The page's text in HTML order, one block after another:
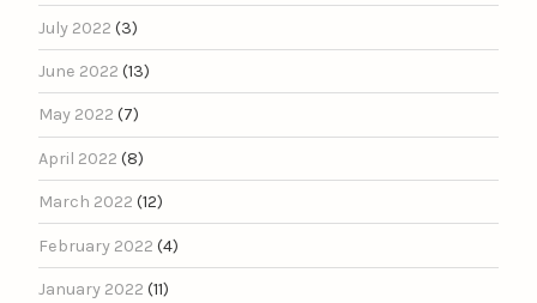
July 2022 (3)
June 2022 (13)
May 2022 (7)
April 2022 (8)
March 2022 (12)
February 2022 (4)
January 2022 (11)